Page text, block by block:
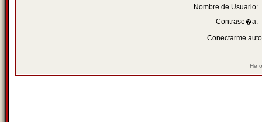
Nombre de Usuario:
Contrase�a:
Conectarme
He